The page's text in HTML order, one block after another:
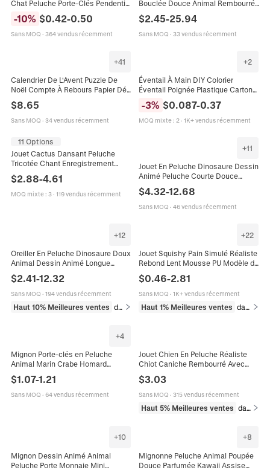
Chat Peluche Porte-Clés Pendentif
Sac Accessoires Suspendus
-10% $0.42-0.50
Sans MOQ · 364 vendus récemment
Bouclée Douce Animal Rembourré
Cadeau Anniversaire Enfant
Décoration Maison
$2.45-25.94
Sans MOQ · 33 vendus récemment
+41
Calendrier De L'Avent Puzzle De
Noël Compte À Rebours Papier Défi
Décoration De Maison Festive
Activité Enfants Adultes Cadeau
$8.65
Sans MOQ · 34 vendus récemment
+2
Éventail À Main DIY Colorier
Éventail Poignée Plastique Carton
Motifs Dessin Animé Enfants
Peinture Dessin Jouet Éducatif
Cadeaux
-3% $0.087-0.37
MOQ mixte: 2· 1K+ vendus récemment
11 Options
Jouet Cactus Dansant Peluche
Tricotée Chant Enregistrement
Éclairage Torsion Éducatif
Électronique Pour Enfants Cadeau
$2.88-4.61
MOQ mixte: 3· 119 vendus récemment
+11
Jouet En Peluche Dinosaure Dessin
Animé Peluche Courte Douce
Poupée Animal Rembourrée T-Rex
Triceratops Brontosaurus Décor
Cadeau
$4.32-12.68
Sans MOQ · 46 vendus récemment
+12
Oreiller En Peluche Dinosaure Doux
Animal Dessin Animé Longue
Poupée Pour Dormir Lit Déco
Kawaii Cadeau Enfants Filles
$2.41-12.32
Sans MOQ · 194 vendus récemment
Haut 10% Meilleures ventes dans Jouets et jeux
+22
Jouet Squishy Pain Simulé Réaliste
Rebond Lent Mousse PU Modèle de
Nourriture Artificielle pour
Soulagement du Stress Jouet de
Décompression
$0.46-2.81
Sans MOQ · 1K+ vendus récemment
Haut 1% Meilleures ventes dans Jouets et jeux
+4
Mignon Porte-clés en Peluche
Animal Marin Crabe Homard
Pendentif de Sac Porte-clés en
Métal Cadeau Pour Femmes
Enfants
$1.07-1.21
Sans MOQ · 64 vendus récemment
Jouet Chien En Peluche Réaliste
Chiot Caniche Rembourré Avec
Écharpe Nœud Papillon Pour
Cadeau Enfants Déco Maison
$3.03
Sans MOQ · 315 vendus récemment
Haut 5% Meilleures ventes dans Jouets et jeux
+10
Mignon Dessin Animé Animal
Peluche Porte Monnaie Mini
+8
Mignonne Peluche Animal Poupée
Douce Parfumée Kawaii Assise